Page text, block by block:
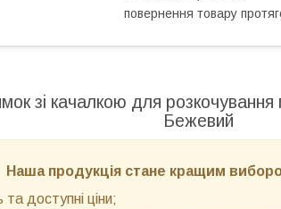
повернення товару
зі качалкою для
Бежевий
Наша продукція стане кращим
та доступні ціни;